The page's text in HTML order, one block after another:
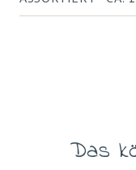
Das